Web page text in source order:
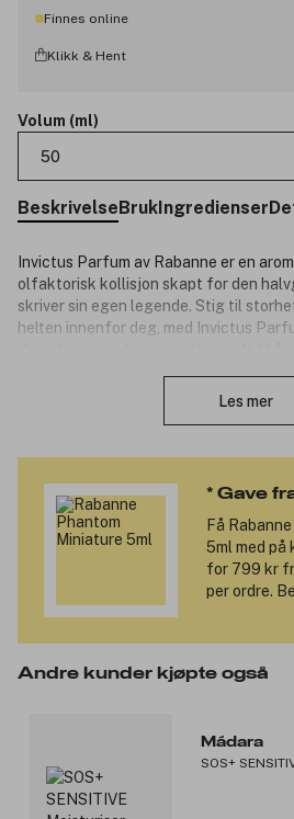
Finnes online
Klikk & Hent
Volum (ml)
50
Beskrivelse Bruk Ingredienser
Invictus Parfum av Rabanne er en
olfaktorisk kollisjon skapt for den
skriver sin egen legende. Stig til
helten innenfor deg, med Invictus
Blandet med eksepsjonelle
kraftig aromatisk treaktig vannaktig
kolliderer med sensuell svart såpe og
Den ikoniske INVICTUS-flasken
formet silhuett og en gullhette for å gi
Basenoter: sandaltre,
Les mer
* Gave
Få
5mlmed på
for 799 kr
per ordre.
Andre kunder kjøpte også
Mádara
SOS+